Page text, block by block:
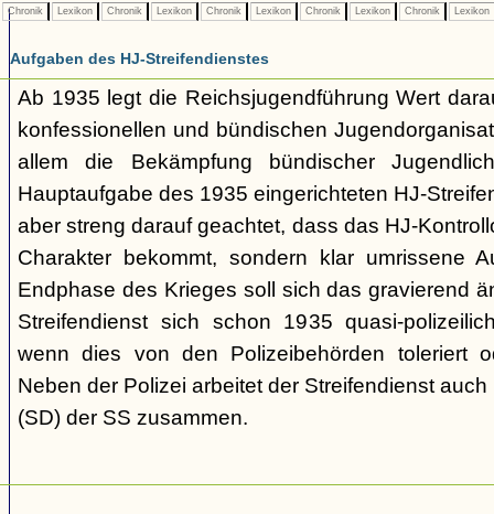
Chronik Lexikon Chronik Lexikon Chronik Lexikon Chronik Lexikon Chronik Lexikon
Aufgaben des HJ-Streifendienstes
Ab 1935 legt die Reichsjugendführung Wert
konfessionellen und bündischen
allem die Bekämpfung bündischer
Hauptaufgabe des 1935 eingerichteten HJ-
aber streng darauf geachtet, dass das HJ-
Charakter bekommt, sondern klar umrissene
Endphase des Krieges soll sich das gravierend
Streifendienst sich schon 1935 quasi-
wenn dies von den Polizeibehörden toleriert
Neben der Polizei arbeitet der Streifendienst
(SD) der SS zusammen.